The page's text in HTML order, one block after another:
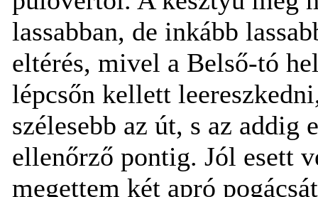
lassabban, de inkább
eltérés, mivel a Belső-tó
lépcsőn kellett
szélesebb az út, s az
ellenőrző pontig. Jól esett
megettem két apró